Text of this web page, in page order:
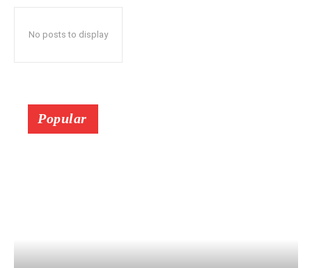
No posts to display
Popular